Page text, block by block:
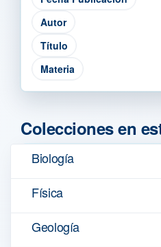
Colecciones en
Biología
Física
Geología